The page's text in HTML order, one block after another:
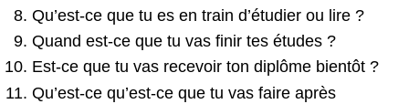
Qu’est-ce que tu es en train d’étudier ou lire ?
Quand est-ce que tu vas finir tes études ?
Est-ce que tu vas recevoir ton diplôme bientôt ?
Qu’est-ce qu’est-ce que tu vas faire après